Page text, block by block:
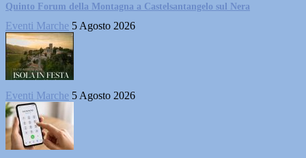
Quinto Forum della Montagna a Castelsantangelo sul Nera
Eventi Marche 5 Agosto 2026
Eventi Marche 5 Agosto 2026